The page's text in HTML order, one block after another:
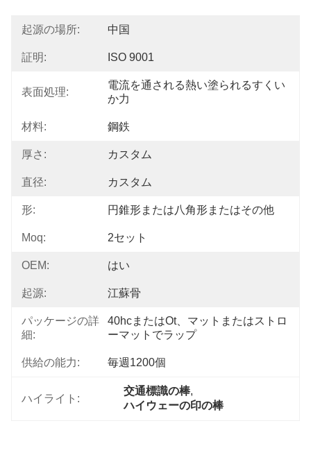
起源の場所: 中国
証明: ISO 9001
表面処理:
電流を通される熱い塗られるすくい
か力
材料: 鋼鉄
厚さ: カスタム
直径: カスタム
形: 円錐形または八角形またはその他
Moq: 2セット
OEM: はい
起源: 江蘇骨
パッケージの詳
細:
40hcまたはot、マットまたはストロ
ーマットでラップ
供給の能力: 毎週1200個
ハイライト:
交通標識の棒,
ハイウェーの印の棒